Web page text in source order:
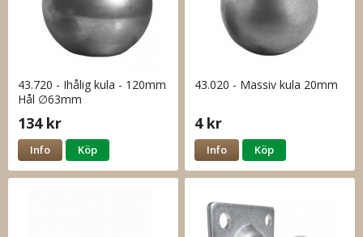
43.720 - Ihålig kula - 120mm
Hål ∅63mm
134 kr
Info Köp
43.020 - Massiv kula 20mm
4 kr
Info Köp